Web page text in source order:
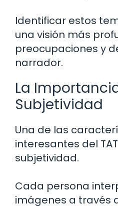
Identificar estos
una visión más
preocupaciones y
narrador.
La
Subjetividad
Una de las
interesantes del
subjetividad.
Cada persona
imágenes a través